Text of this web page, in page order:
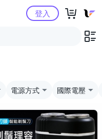
購物中心登入
電源方式 國際電壓